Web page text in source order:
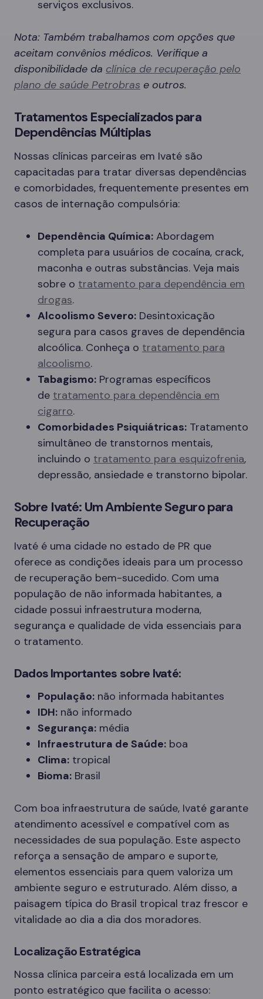
serviços exclusivos.
Nota: Também trabalhamos com opções que
aceitam convênios médicos. Verifique a
disponibilidade da clínica de recuperação pelo
plano de saúde Petrobras e outros.
Tratamentos Especializados para
Dependências Múltiplas
Nossas clínicas parceiras em Ivaté são
capacitadas para tratar diversas dependências
e comorbidades, frequentemente presentes em
casos de internação compulsória:
Dependência Química: Abordagem
completa para usuários de cocaína, crack,
maconha e outras substâncias. Veja mais
sobre o tratamento para dependência em
drogas.
Alcoolismo Severo: Desintoxicação
segura para casos graves de dependência
alcoólica. Conheça o tratamento para
alcoolismo.
Tabagismo: Programas específicos
de tratamento para dependência em
cigarro.
Comorbidades Psiquiátricas: Tratamento
simultâneo de transtornos mentais,
incluindo o tratamento para esquizofrenia,
depressão, ansiedade e transtorno bipolar.
Sobre Ivaté: Um Ambiente Seguro para
Recuperação
Ivaté é uma cidade no estado de PR que
oferece as condições ideais para um processo
de recuperação bem-sucedido. Com uma
população de não informada habitantes, a
cidade possui infraestrutura moderna,
segurança e qualidade de vida essenciais para
o tratamento.
Dados Importantes sobre Ivaté:
População: não informada habitantes
IDH: não informado
Segurança: média
Infraestrutura de Saúde: boa
Clima: tropical
Bioma: Brasil
Com boa infraestrutura de saúde, Ivaté garante
atendimento acessível e compatível com as
necessidades de sua população. Este aspecto
reforça a sensação de amparo e suporte,
elementos essenciais para quem valoriza um
ambiente seguro e estruturado. Além disso, a
paisagem típica do Brasil tropical traz frescor e
vitalidade ao dia a dia dos moradores.
Localização Estratégica
Nossa clínica parceira está localizada em um
ponto estratégico que facilita o acesso: